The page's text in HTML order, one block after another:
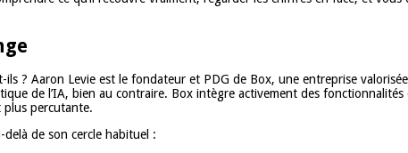
? Aaron Levie est le fondateur et PDG de Box, une entreprise
de l’IA, bien au contraire. Box intègre activement des
plus percutante.
de son cercle habituel :